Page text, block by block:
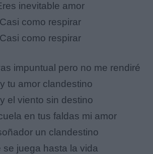
inevitable amor
Casi como respirar
Casi como respirar
impuntual pero no me rendiré
tu amor clandestino
el viento sin destino
en tus faldas mi amor
un clandestino
se juega hasta la vida